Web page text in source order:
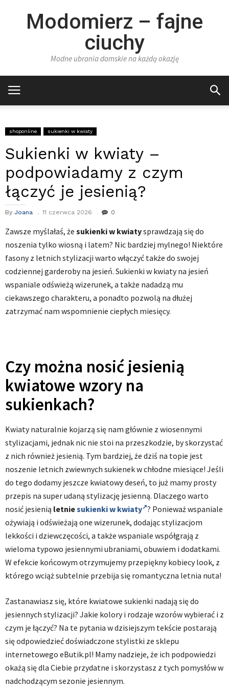
Modomierz – fajne
ciuchy
Modne ubrania damskie na każdą okazję
shoponline sukienki w kwiaty
Sukienki w kwiaty –
podpowiadamy z czym
łączyć je jesienią?
By Joana 11 czerwca 2026 0
Zawsze myślałaś, że sukienki w kwiatysprawdzają się do
noszenia tylko wiosną i latem? Nic bardziej mylnego! Niektóre
fasony z letnich stylizacji warto włączyć także do swojej
codziennej garderoby na jesień. Sukienki w kwiaty na jesień
wspaniale odświeżą wizerunek, a także nadadzą mu
ciekawszego charakteru, a ponadto pozwolą na dłużej
zatrzymać nam wspomnienie ciepłych miesięcy.
Czy można nosić jesienią
kwiatowe wzory na
sukienkach?
Kwiaty naturalnie kojarzą się nam głównie z wiosennymi
stylizacjami, jednak nic nie stoi na przeszkodzie, by skorzystać
z nich również jesienią. Tym bardziej, że dziś na topie jest
noszenie letnich zwiewnych sukienek w chłodne miesiące! Jeśli
do tego dodamy jeszcze kwiatowy deseń, to już mamy prosty
przepis na super udaną stylizację jesienną. Dlaczego warto
nosić jesienią letniesukienki w kwiaty ? Ponieważ wspaniale
ożywiają i odświeżają one wizerunek, dodając stylizacjom
lekkości i dziewczęcości, a także wspaniale współgrają z
wieloma typowo jesiennymi ubraniami, obuwiem i dodatkami.
W efekcie końcowym otrzymujemy przepiękny kobiecy look, z
którego wciąż subtelnie przebija się romantyczna letnia nuta!
Zastanawiasz się, które kwiatowe sukienki nadają się do
jesiennych stylizacji? Jakie kolory i rodzaje wzorów wybierać i z
czym je łączyć? Na te pytania w dzisiejszym tekście postarają
się odpowiedzieć doświadczone stylistki ze sklepu
internetowego eButik.pl! Mamy nadzieje, że ich podpowiedzi
okażą się dla Ciebie przydatne i skorzystasz z tych pomysłów w
nadchodzącym sezonie jesiennym.